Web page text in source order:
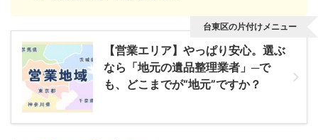
【営業エリア】やっぱり安心。選ぶ
なら「地元の遺品整理業者」─で
も、どこまでが“地元”ですか？
台東区の片付けメニュー